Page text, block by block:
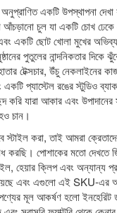
একটি উপস্থাপনা দেখা
চুল যা একটি চোখ ঢেকে
একটি ছোট খোলা মুখের
পুতুলের নান্দনিকতার দিকে
টেক্সচার, উঁচু নেকলাইনের
একটি প্যাস্টেল রঙের স্টুডিও
করি যারা আকার এবং উপাদানের
চান।
স্টাইল করা, তাই আমরা
করছি। পোশাকের মতো দেখতে
হেয়ার ক্লিপ এবং অন্যান্য
হয়েছে এবং এগুলো এই SKU-এর
মূল আকর্ষণ হলো